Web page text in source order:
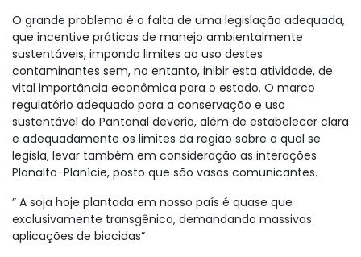
O grande problema é a falta de uma legislação adequada,
que incentive práticas de manejo ambientalmente
sustentáveis, impondo limites ao uso destes
contaminantes sem, no entanto, inibir esta atividade, de
vital importância econômica para o estado. O marco
regulatório adequado para a conservação e uso
sustentável do Pantanal deveria, além de estabelecer clara
e adequadamente os limites da região sobre a qual se
legisla, levar também em consideração as interações
Planalto-Planície, posto que são vasos comunicantes.
” A soja hoje plantada em nosso país é quase que
exclusivamente transgênica, demandando massivas
aplicações de biocidas”